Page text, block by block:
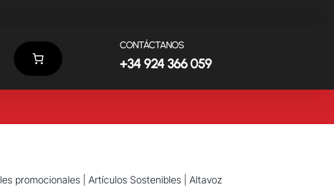
CONTÁCTANOS
+34 924 366 059
promocionales| Artículos Sostenibles| Altavoz